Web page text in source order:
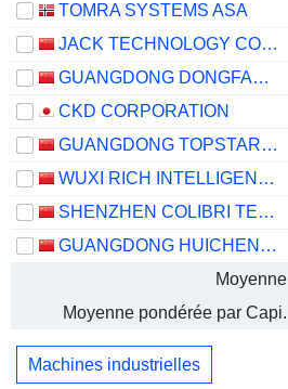
TOMRA SYSTEMS ASA
JACK TECHNOLOGY CO.,LTD
GUANGDONG DONGFANG PRECISION SCIENCE & TECHNOLOGY CO., LTD.
CKD CORPORATION
GUANGDONG TOPSTAR TECHNOLOGY CO., LTD.
WUXI RICH INTELLIGENT EQUIPMENT CO., LTD.
SHENZHEN COLIBRI TECHNOLOGIES CO., LTD.
GUANGDONG HUICHENG VACUUM TECHNOLOGY CO., LTD.
Moyenne
Moyenne pondérée par Capi.
Machines industrielles